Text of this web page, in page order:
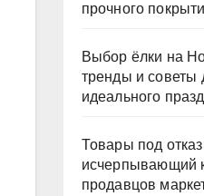
прочного
Выбор ёлки на
тренды и советы
идеального
Товары под
исчерпывающий
продавцов